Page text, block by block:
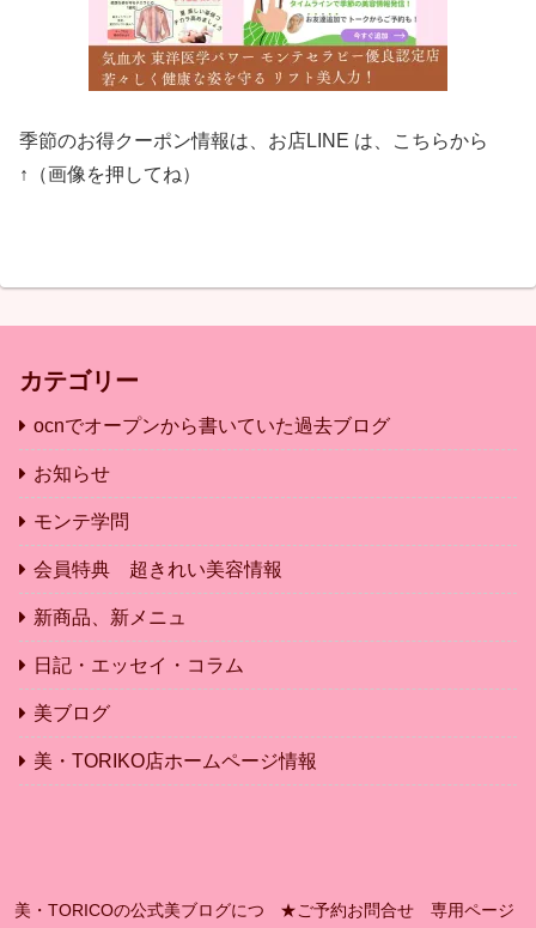
季節のお得クーポン情報は、お店LINE は、こちらから
↑（画像を押してね）
カテゴリー
ocnでオープンから書いていた過去ブログ
お知らせ
モンテ学問
会員特典 超きれい美容情報
新商品、新メニュ
日記・エッセイ・コラム
美ブログ
美・TORIKO店ホームページ情報
美・TORICOの公式美ブログにつ ★ご予約お問合せ 専用ページ